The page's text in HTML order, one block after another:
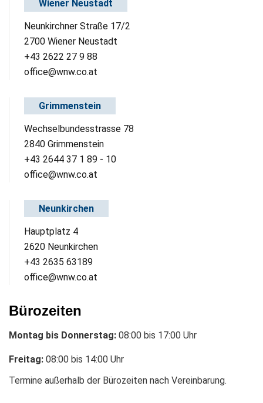
Wiener Neustadt
Neunkirchner Straße 17/2
2700 Wiener Neustadt
+43 2622 27 9 88
office@wnw.co.at
Grimmenstein
Wechselbundesstrasse 78
2840 Grimmenstein
+43 2644 37 1 89 - 10
office@wnw.co.at
Neunkirchen
Hauptplatz 4
2620 Neunkirchen
+43 2635 63189
office@wnw.co.at
Bürozeiten
Montag bis Donnerstag: 08:00 bis 17:00 Uhr
Freitag: 08:00 bis 14:00 Uhr
Termine außerhalb der Bürozeiten nach Vereinbarung.